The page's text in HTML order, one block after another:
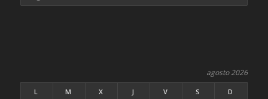
agosto 2026
L M X J V S
D